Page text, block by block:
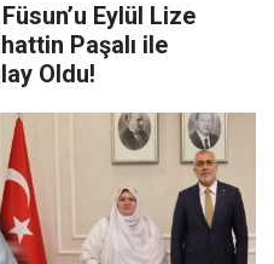
Eylül Lize
Paşalı ile
Oldu!